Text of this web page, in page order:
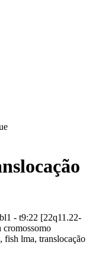
- t9:22 [22q11.22-
fish lma, translocação